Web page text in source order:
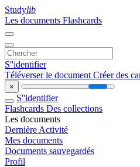
Studylib
Les documents Flashcards
S''identifier
Téléverser le document Créer des
×
S''identifier
Flashcards Des collections
Les documents
Dernière Activité
Mes documents
Documents sauvegardés
Profil